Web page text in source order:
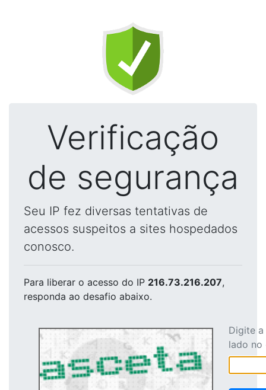
Verificação
de segurança
Seu IP fez diversas tentativas de
acessos suspeitos a sites hospedados
conosco.
Para liberar o acesso do IP 216.73.216.207,
responda ao desafio abaixo.
Digite
lado no